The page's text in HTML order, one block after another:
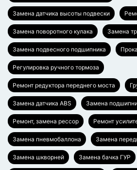
Замена датчика высоты подвески
Замена поворотного кулака Замена
Замена подвесного подшипника
Регулировка ручного тормоза
Ремонт редуктора переднего моста
Замена датчика ABS Замена
Ремонт, замена рессор Ремонт
Замена пневмобаллона Замена
Замена шкворней Замена бачка ГУР